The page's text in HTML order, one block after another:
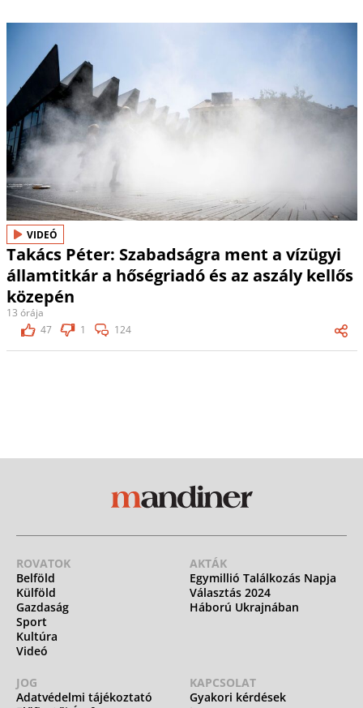
VIDEÓ
Takács Péter: Szabadságra ment a vízügyi
államtitkár a hőségriadó és az aszály kellős
közepén
13 órája
47
1 124
ROVATOK
Belföld
Külföld
Gazdaság
Sport
Kultúra
Videó
AKTÁK
Egymillió Találkozás Napja
Választás 2024
Háború Ukrajnában
JOG
Adatvédelmi tájékoztató
KAPCSOLAT
Gyakori kérdések